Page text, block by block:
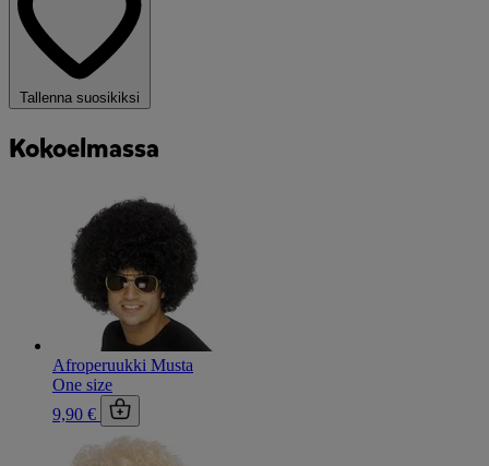
Tallenna suosikiksi
Kokoelmassa
Afroperuukki Musta
One size
9,90 €